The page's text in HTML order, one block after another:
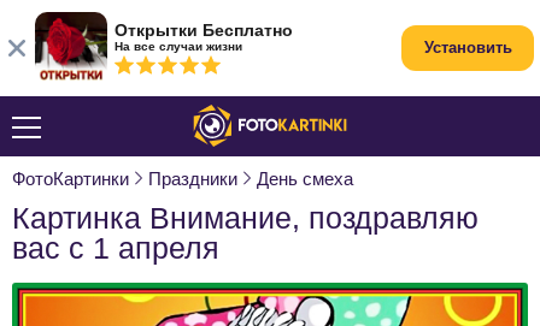
ФотоКартинки Праздники День смеха
Картинка Внимание, поздравляю
вас с 1 апреля
Открытки Бесплатно
На все случаи жизни Установить